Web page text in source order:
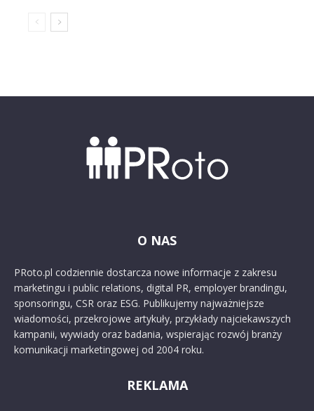
O NAS
PRoto.pl codziennie dostarcza nowe informacje z zakresu
marketingu i public relations, digital PR, employer brandingu,
sponsoringu, CSR oraz ESG. Publikujemy najważniejsze
wiadomości, przekrojowe artykuły, przykłady najciekawszych
kampanii, wywiady oraz badania, wspierając rozwój branży
komunikacji marketingowej od 2004 roku.
REKLAMA